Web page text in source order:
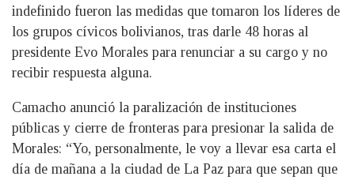
indefinido fueron las medidas que tomaron los líderes de
los grupos cívicos bolivianos, tras darle 48 horas al
presidente Evo Morales para renunciar a su cargo y no
recibir respuesta alguna.
Camacho anunció la paralización de instituciones
públicas y cierre de fronteras para presionar la salida de
Morales: “Yo, personalmente, le voy a llevar esa carta el
día de mañana a la ciudad de La Paz para que sepan que